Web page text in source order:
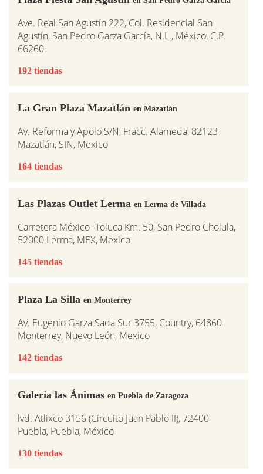
Ave. Real San Agustín 222, Col. Residencial San
Agustín, San Pedro Garza García, N.L., México, C.P.
66260
192 tiendas
La Gran Plaza Mazatlán en Mazatlán
Av. Reforma y Apolo S/N, Fracc. Alameda, 82123
Mazatlán, SIN, Mexico
164 tiendas
Las Plazas Outlet Lerma en Lerma de Villada
Carretera México -Toluca Km. 50, San Pedro Cholula,
52000 Lerma, MEX, Mexico
145 tiendas
Plaza La Silla en Monterrey
Av. Eugenio Garza Sada Sur 3755, Country, 64860
Monterrey, Nuevo León, Mexico
142 tiendas
Galería las Ánimas en Puebla de Zaragoza
lvd. Atlixco 3156 (Circuito Juan Pablo II), 72400
Puebla, Puebla, México
130 tiendas